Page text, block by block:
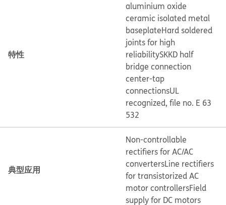
特性
aluminium oxide
ceramic isolated metal
baseplateHard soldered
joints for high
reliabilitySKKD half
bridge connection
center-tap
connectionsUL
recognized, file no. E 63
532
典型应用
Non-controllable
rectifiers for AC/AC
convertersLine rectifiers
for transistorized AC
motor controllersField
supply for DC motors